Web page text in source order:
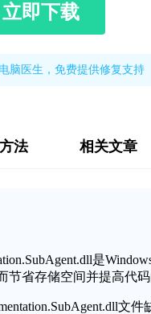
立即下载
脑医生，免费提供修复支持
法 相关文章
是
节省存储空间并提高代码